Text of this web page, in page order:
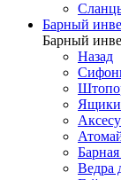
Барный
Барный
Назад
Ящики
Ведра